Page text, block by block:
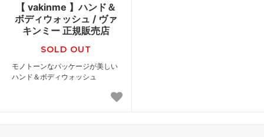
【 vakinme 】ハンド＆
ボディウォッシュ / ヴァ
キンミー 正規販売店
SOLD OUT
モノトーンなパッケージが美しい
ハンド＆ボディウォッシュ